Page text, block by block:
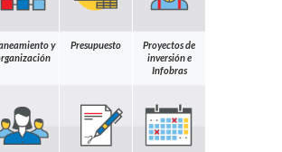
y
Presupuesto
Proyectos de
inversión e
Infobras